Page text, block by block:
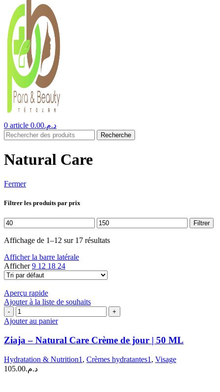
0 article د.م.0.00
Recherche
Natural Care
Fermer
Filtrer les produits par prix
Prix
min
Prix
max
Filtrer
Affichage de 1–12 sur 17 résultats
Afficher la barre latérale
Afficher9 12 18 24
Aperçu rapide
Ajouter à la liste de souhaits
quantité
de
Natural
Crème
de
Ajouter au panier
Ziaja – Natural Care Crème de jour | 50 ML
Hydratation & Nutrition1 , Crèmes hydratantes1 , Visage
د.م.105.00